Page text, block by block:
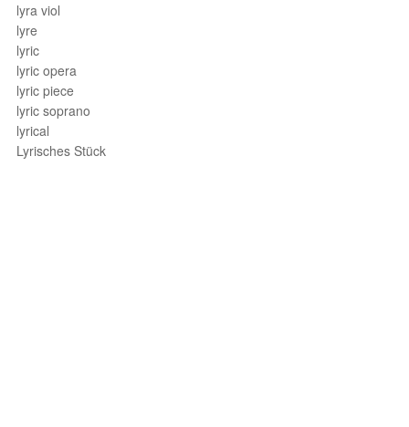
lyra viol
lyre
lyric
lyric opera
lyric piece
lyric soprano
lyrical
Lyrisches Stück